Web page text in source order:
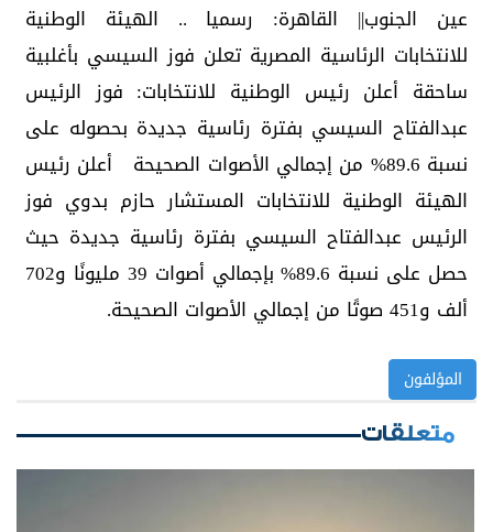
عين الجنوب|| القاهرة: رسميا .. الهيئة الوطنية
للانتخابات الرئاسية المصرية تعلن فوز السيسي بأغلبية
ساحقة أعلن رئيس الوطنية للانتخابات: فوز الرئيس
عبدالفتاح السيسي بفترة رئاسية جديدة بحصوله على
نسبة 89.6% من إجمالي الأصوات الصحيحة أعلن رئيس
الهيئة الوطنية للانتخابات المستشار حازم بدوي فوز
الرئيس عبدالفتاح السيسي بفترة رئاسية جديدة حيث
حصل على نسبة 89.6% بإجمالي أصوات 39 مليونًا و702
ألف و451 صوتًا من إجمالي الأصوات الصحيحة.
المؤلفون
متعلقات